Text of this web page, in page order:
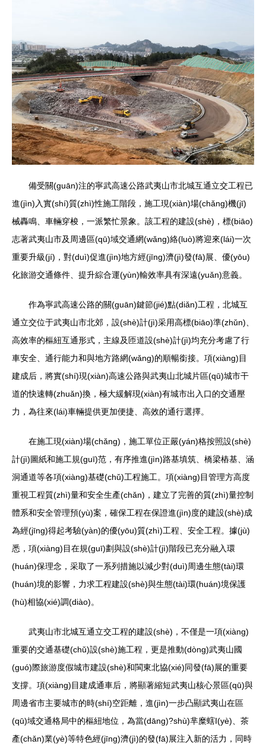
備受關(guān)注的寧武高速公路武夷山市北城互通立交工程已
進(jìn)入實(shí)質(zhì)性施工階段，施工現(xiàn)場(chǎng)機(jī)
械轟鳴、車輛穿梭，一派繁忙景象。該工程的建設(shè)，標(biāo)
志著武夷山市及周邊區(qū)域交通網(wǎng)絡(luò)將迎來(lái)一次
重要升級(jí)，對(duì)促進(jìn)地方經(jīng)濟(jì)發(fā)展、優(yōu)
化旅游交通條件、提升綜合運(yùn)輸效率具有深遠(yuǎn)意義。
作為寧武高速公路的關(guān)鍵節(jié)點(diǎn)工程，北城互
通立交位于武夷山市北郊，設(shè)計(jì)采用高標(biāo)準(zhǔn)、
高效率的樞紐互通形式，主線及匝道設(shè)計(jì)均充分考慮了行
車安全、通行能力和與地方路網(wǎng)的順暢銜接。項(xiàng)目
建成后，將實(shí)現(xiàn)高速公路與武夷山北城片區(qū)城市干
道的快速轉(zhuǎn)換，極大緩解現(xiàn)有城市出入口的交通壓
力，為往來(lái)車輛提供更加便捷、高效的通行選擇。
在施工現(xiàn)場(chǎng)，施工單位正嚴(yán)格按照設(shè)
計(jì)圖紙和施工規(guī)范，有序推進(jìn)路基填筑、橋梁樁基、涵
洞通道等各項(xiàng)基礎(chǔ)工程施工。項(xiàng)目管理方高度
重視工程質(zhì)量和安全生產(chǎn)，建立了完善的質(zhì)量控制
體系和安全管理預(yù)案，確保工程在保證進(jìn)度的建設(shè)成
為經(jīng)得起考驗(yàn)的優(yōu)質(zhì)工程、安全工程。據(jù)
悉，項(xiàng)目在規(guī)劃與設(shè)計(jì)階段已充分融入環
(huán)保理念，采取了一系列措施以減少對(duì)周邊生態(tài)環
(huán)境的影響，力求工程建設(shè)與生態(tài)環(huán)境保護
(hù)相協(xié)調(diào)。
武夷山市北城互通立交工程的建設(shè)，不僅是一項(xiàng)
重要的交通基礎(chǔ)設(shè)施工程，更是推動(dòng)武夷山國
(guó)際旅游度假城市建設(shè)和閩東北協(xié)同發(fā)展的重要
支撐。項(xiàng)目建成通車后，將顯著縮短武夷山核心景區(qū)與
周邊省市主要城市的時(shí)空距離，進(jìn)一步凸顯武夷山在區
(qū)域交通格局中的樞紐地位，為當(dāng)?shù)芈糜螛I(yè)、茶
產(chǎn)業(yè)等特色經(jīng)濟(jì)的發(fā)展注入新的活力，同時